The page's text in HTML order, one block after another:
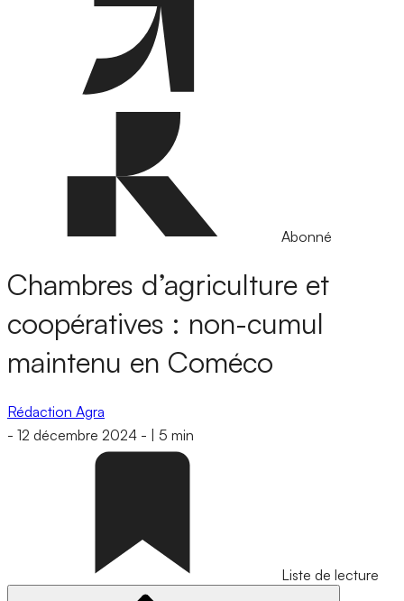
Abonné
Chambres d’agriculture et
coopératives : non-cumul
maintenu en Coméco
Rédaction Agra
- 12 décembre 2024 - 5 min
Liste de lecture